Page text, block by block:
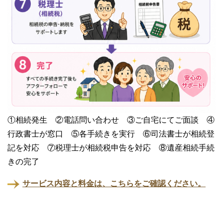
①相続発生 ②電話問い合わせ ③ご自宅にてご面談 ④
行政書士が窓口 ⑤各手続きを実行 ⑥司法書士が相続登
記を対応 ⑦税理士が相続税申告を対応 ⑧遺産相続手続
きの完了
サービス内容と料金は、こちらをご確認ください。